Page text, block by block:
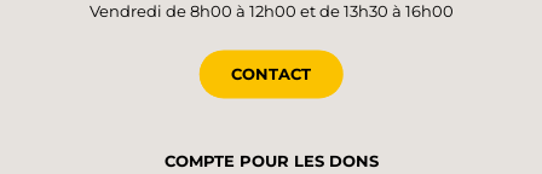
Vendredi de 8h00 à 12h00 et de 13h30 à 16h00
CONTACT
COMPTE POUR LES DONS